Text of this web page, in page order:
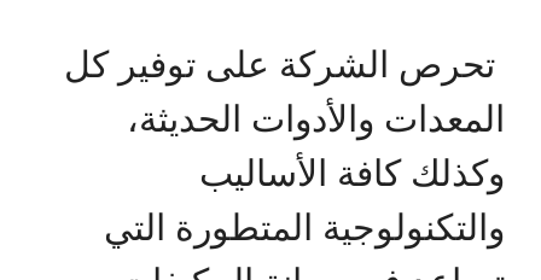
تحرص الشركة على توفير كل
المعدات والأدوات الحديثة،
وكذلك كافة الأساليب
والتكنولوجية المتطورة التي